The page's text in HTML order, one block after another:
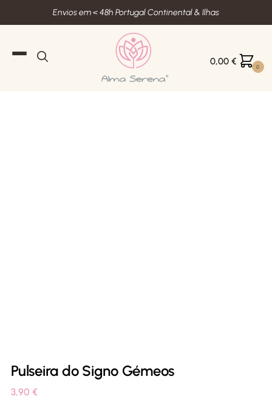
Envios em < 48h Portugal Continental & Ilhas
0,00 € 0
Pulseira do Signo Gémeos
3,90 €